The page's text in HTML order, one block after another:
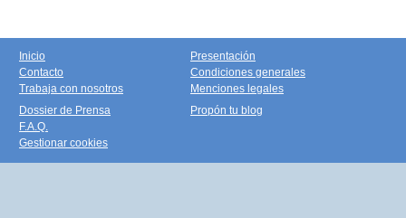
Inicio
Contacto
Trabaja con nosotros
Presentación
Condiciones generales
Menciones legales
Dossier de Prensa
F.A.Q.
Gestionar cookies
Propón tu blog